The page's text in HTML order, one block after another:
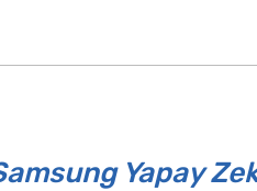
Yapay